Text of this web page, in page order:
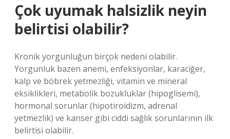
Çok uyumak halsizlik neyin
belirtisi olabilir?
Kronik yorgunluğun birçok nedeni olabilir.
Yorgunluk bazen anemi, enfeksiyonlar, karaciğer,
kalp ve böbrek yetmezliği, vitamin ve mineral
eksiklikleri, metabolik bozukluklar (hipoglisemi),
hormonal sorunlar (hipotiroidizm, adrenal
yetmezlik) ve kanser gibi ciddi sağlık sorunlarının ilk
belirtisi olabilir.